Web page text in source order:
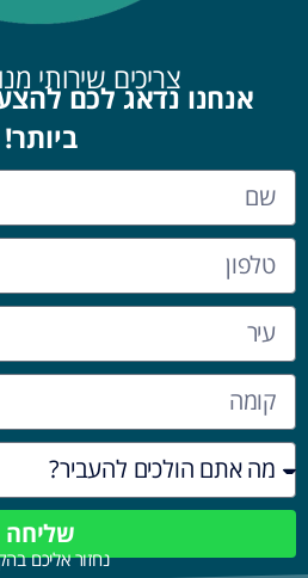
צריכים שירותי
אנחנו נדאג לכם
ביותר!
שליחה
נחזור אליכם